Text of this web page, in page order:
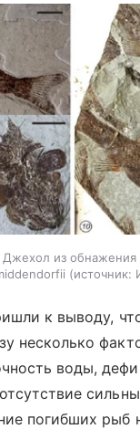
Джехол из
источник:
к выводу,
несколько
воды,
погибших рыб